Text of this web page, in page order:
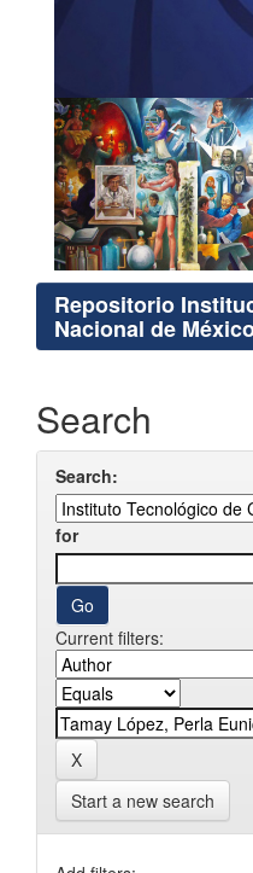
Repositorio
Nacional de
Search
Search:
for
Current filters:
Start a new search